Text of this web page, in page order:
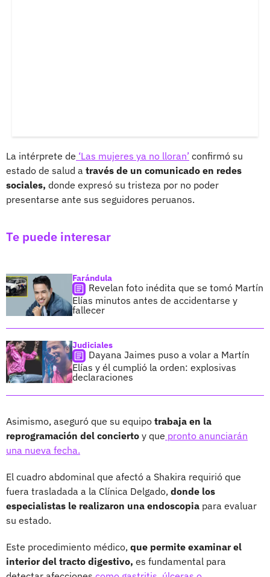
La intérprete de ‘Las mujeres ya no lloran’ confirmó su
estado de salud a través de un comunicado en redes
sociales, donde expresó su tristeza por no poder
presentarse ante sus seguidores peruanos.
Te puede interesar
Farándula
Revelan foto inédita que se tomó Martín
Elías minutos antes de accidentarse y
fallecer
Judiciales
Dayana Jaimes puso a volar a Martín
Elías y él cumplió la orden: explosivas
declaraciones
Asimismo, aseguró que su equipo trabaja en la
reprogramación del concierto y que pronto anunciarán
una nueva fecha.
El cuadro abdominal que afectó a Shakira requirió que
fuera trasladada a la Clínica Delgado, donde los
especialistas le realizaron una endoscopia para evaluar
su estado.
Este procedimiento médico, que permite examinar el
interior del tracto digestivo, es fundamental para